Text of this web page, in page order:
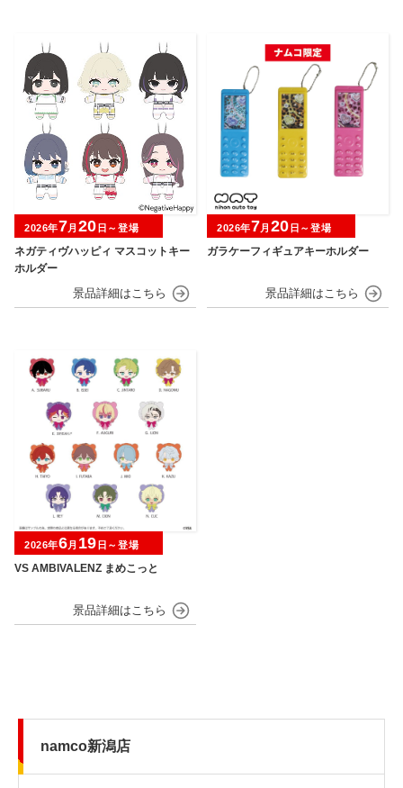
ネガティヴハッピィ マスコットキー
ホルダー
2026年7月 20 日～登場
ガラケーフィギュアキーホルダー
2026年7月 20 日～登場
VS AMBIVALENZ まめこっと
2026年6月 19 日～登場
namco新潟店